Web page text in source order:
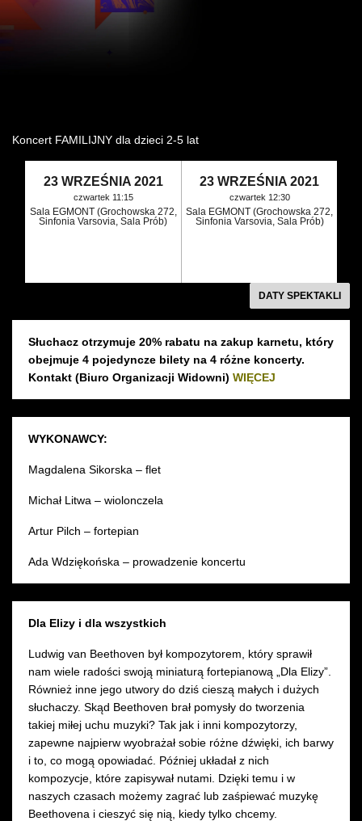
Wynajem kostiumów
Dotacje celowe
Koncert FAMILIJNY dla dzieci 2-5 lat
23 WRZEŚNIA 2021
czwartek 11:15
Sala EGMONT (Grochowska 272,
Sinfonia Varsovia, Sala Prób)
23 WRZEŚNIA 2021
czwartek 12:30
Sala EGMONT (Grochowska 272,
Sinfonia Varsovia, Sala Prób)
DATY SPEKTAKLI
Słuchacz otrzymuje 20% rabatu na zakup karnetu, który
obejmuje 4 pojedyncze bilety na 4 różne koncerty.
Kontakt (Biuro Organizacji Widowni) WIĘCEJ
WYKONAWCY:
Magdalena Sikorska – flet
Michał Litwa – wiolonczela
Artur Pilch – fortepian
Ada Wdziękońska – prowadzenie koncertu
Dla Elizy i dla wszystkich
Ludwig van Beethoven był kompozytorem, który sprawił
nam wiele radości swoją miniaturą fortepianową „Dla Elizy”.
Również inne jego utwory do dziś cieszą małych i dużych
słuchaczy. Skąd Beethoven brał pomysły do tworzenia
takiej miłej uchu muzyki? Tak jak i inni kompozytorzy,
zapewne najpierw wyobrażał sobie różne dźwięki, ich barwy
i to, co mogą opowiadać. Później układał z nich
kompozycje, które zapisywał nutami. Dzięki temu i w
naszych czasach możemy zagrać lub zaśpiewać muzykę
Beethovena i cieszyć się nią, kiedy tylko chcemy.